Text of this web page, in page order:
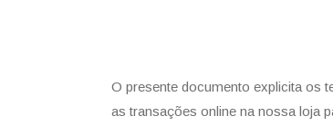
O presente documento explicita os
as transações online na nossa loja